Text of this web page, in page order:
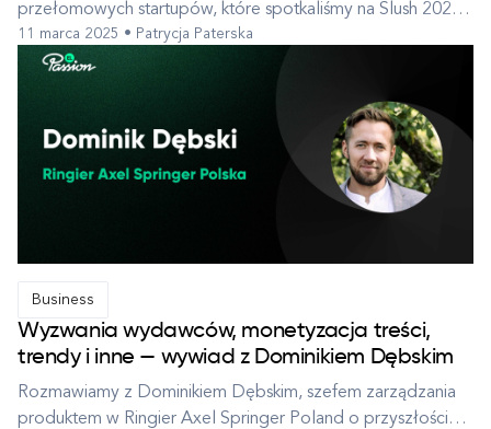
przełomowych startupów, które spotkaliśmy na Slush 2022.
Zrobiliśmy nasze badania, więc nie musicie tego robić. Slush
jest niewątpliwie jednym z głównych wydarzeń w
11 marca 2025 • Patrycja Paterska
Business
Wyzwania wydawców, monetyzacja treści,
trendy i inne — wywiad z Dominikiem Dębskim
Rozmawiamy z Dominikiem Dębskim, szefem zarządzania
produktem w Ringier Axel Springer Poland o przyszłości